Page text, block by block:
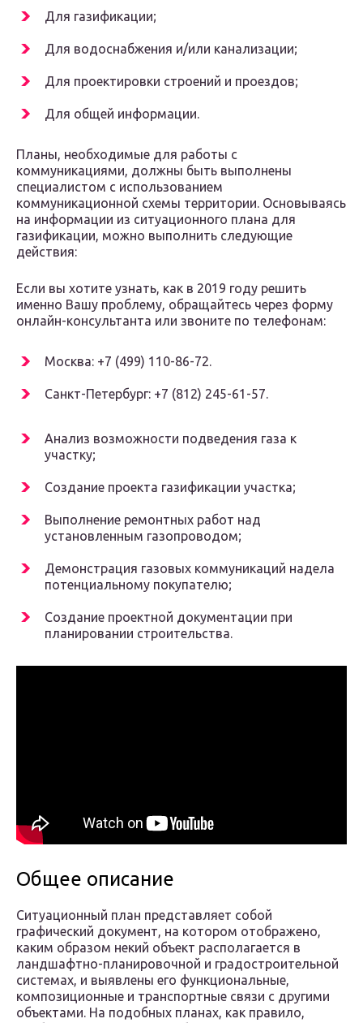
Для газификации;
Для водоснабжения и/или канализации;
Для проектировки строений и проездов;
Для общей информации.
Планы, необходимые для работы с
коммуникациями, должны быть выполнены
специалистом с использованием
коммуникационной схемы территории. Основываясь
на информации из ситуационного плана для
газификации, можно выполнить следующие
действия:
Если вы хотите узнать, как в 2019 году решить
именно Вашу проблему, обращайтесь через форму
онлайн-консультанта или звоните по телефонам:
Москва: +7 (499) 110-86-72.
Санкт-Петербург: +7 (812) 245-61-57.
Анализ возможности подведения газа к
участку;
Создание проекта газификации участка;
Выполнение ремонтных работ над
установленным газопроводом;
Демонстрация газовых коммуникаций надела
потенциальному покупателю;
Создание проектной документации при
планировании строительства.
Общее описание
Ситуационный план представляет собой
графический документ, на котором отображено,
каким образом некий объект располагается в
ландшафтно-планировочной и градостроительной
системах, и выявлены его функциональные,
композиционные и транспортные связи с другими
объектами. На подобных планах, как правило,